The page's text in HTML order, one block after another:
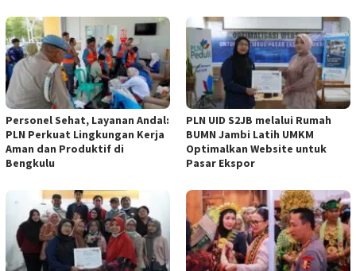
Personel Sehat, Layanan Andal:
PLN Perkuat Lingkungan Kerja
Aman dan Produktif di
Bengkulu
PLN UID S2JB melalui Rumah
BUMN Jambi Latih UMKM
Optimalkan Website untuk
Pasar Ekspor